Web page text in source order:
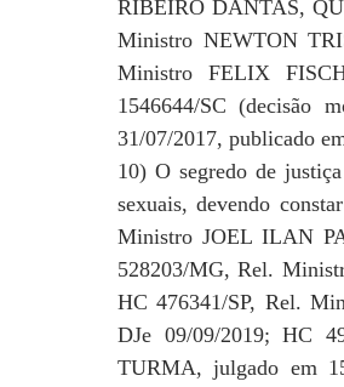
RIBEIRO DANTAS,
Ministro NEWTON
Ministro FELIX
1546644/SC (decisão
31/07/2017, publicado
10) O segredo de
sexuais, devendo
Ministro JOEL ILAN
528203/MG, Rel.
HC 476341/SP, Rel.
DJe 09/09/2019; HC
TURMA, julgado em